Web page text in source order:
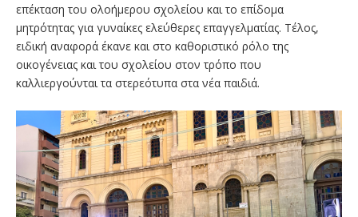
επέκταση του ολοήμερου σχολείου και το επίδομα
μητρότητας για γυναίκες ελεύθερες επαγγελματίας. Τέλος,
ειδική αναφορά έκανε και στο καθοριστικό ρόλο της
οικογένειας και του σχολείου στον τρόπο που
καλλιεργούνται τα στερεότυπα στα νέα παιδιά.